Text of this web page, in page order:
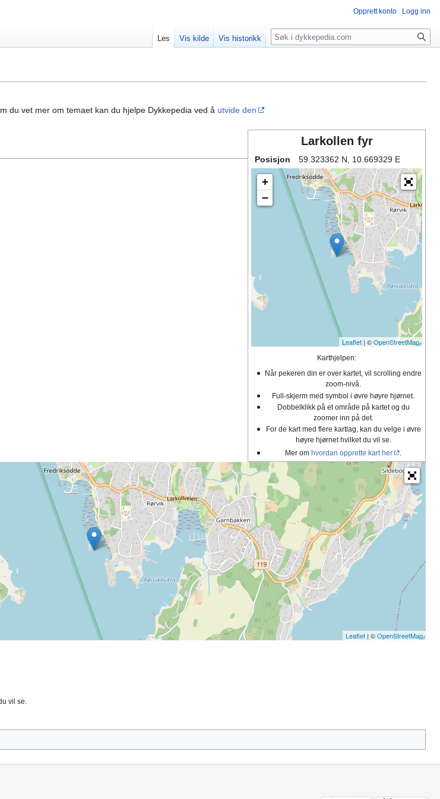
du vet mer om temaet kan du hjelpe Dykkepedia ved å utvide den
Larkollen fyr
Posisjon 59.323362 N, 10.669329 E
+
−
Leaflet | ©OpenStreetMap
Karthjelpen:
Når pekeren din er over kartet, vil scrolling endre
zoom-nivå.
Full-skjerm med symbol i øvre høyre hjørnet.
Dobbelklikk på et område på kartet og du
zoomer inn på det.
For de kart med flere kartlag, kan du velge i øvre
høyre hjørnet hvilket du vil se.
Mer om hvordan opprette kart her
Leaflet | ©OpenStreetMap
vil se.
Opprett konto Logg inn
Les Vis kilde Vis historikk Søk